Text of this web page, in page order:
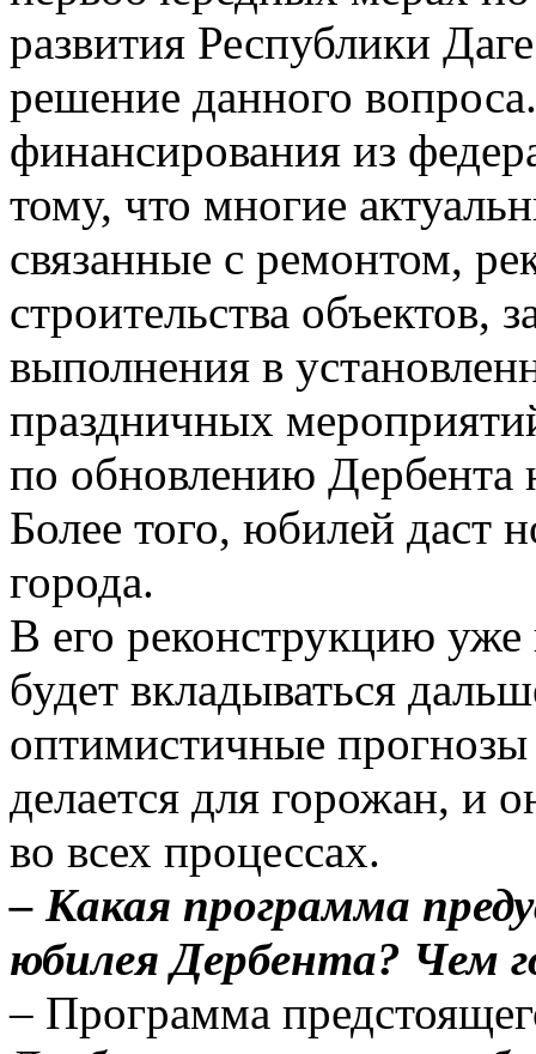
развития Республики
решение данного
финансирования из
тому, что многие
связанные с ремонтом,
строительства объектов,
выполнения в
праздничных
по обновлению Дербента
Более того, юбилей даст
города.
В его реконструкцию
будет вкладываться
оптимистичные
делается для горожан, и
во всех процессах.
– Какая программа
юбилея Дербента? Чем
– Программа